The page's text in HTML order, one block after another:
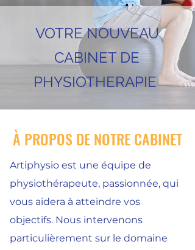
VOTRE NOUVEAU
CABINET DE
PHYSIOTHERAPIE
À PROPOS DE NOTRE CABINET
Artiphysio est une équipe de
physiothérapeute, passionnée, qui
vous aidera à atteindre vos
objectifs. Nous intervenons
particulièrement sur le domaine